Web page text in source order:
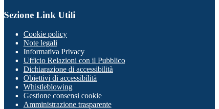
Sezione Link Utili
Cookie policy
Note legali
Informativa Privacy
Ufficio Relazioni con il Pubblico
Dichiarazione di accessibilità
Obiettivi di accessibilità
Whistleblowing
Gestione consensi cookie
Amministrazione trasparente